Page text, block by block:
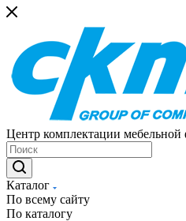
Центр комплектации
Каталог
По всему сайту
По каталогу